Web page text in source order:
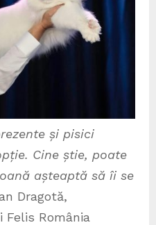
și pisici
Cine știe, poate
așteaptă să îi se
Dragotă,
Felis România